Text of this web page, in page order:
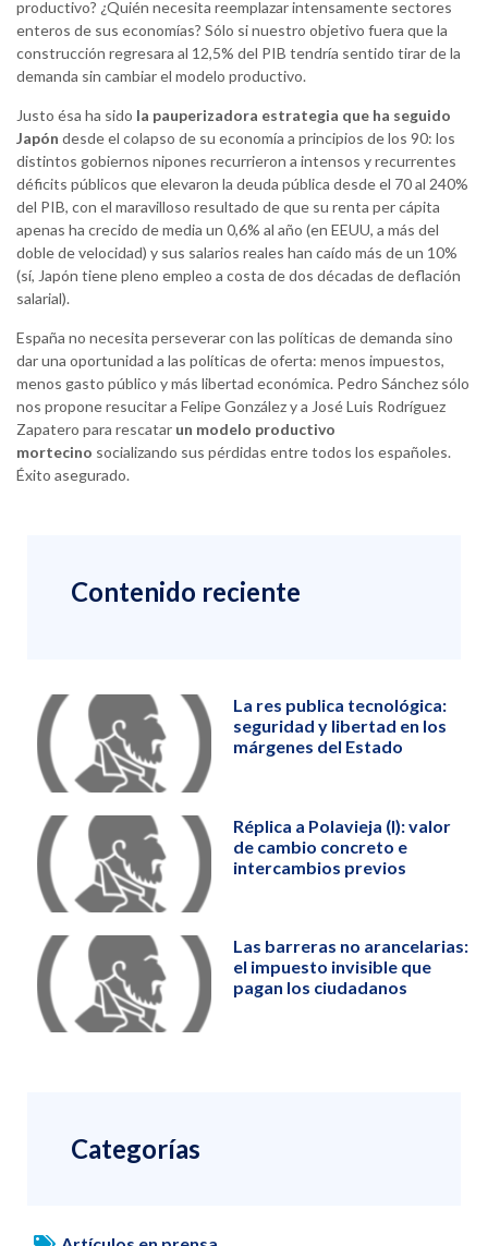
productivo? ¿Quién necesita reemplazar intensamente sectores
enteros de sus economías? Sólo si nuestro objetivo fuera que la
construcción regresara al 12,5% del PIB tendría sentido tirar de la
demanda sin cambiar el modelo productivo.
Justo ésa ha sido la pauperizadora estrategia que ha seguido
Japón desde el colapso de su economía a principios de los 90: los
distintos gobiernos nipones recurrieron a intensos y recurrentes
déficits públicos que elevaron la deuda pública desde el 70 al 240%
del PIB, con el maravilloso resultado de que su renta per cápita
apenas ha crecido de media un 0,6% al año (en EEUU, a más del
doble de velocidad) y sus salarios reales han caído más de un 10%
(sí, Japón tiene pleno empleo a costa de dos décadas de deflación
salarial).
España no necesita perseverar con las políticas de demanda sino
dar una oportunidad a las políticas de oferta: menos impuestos,
menos gasto público y más libertad económica. Pedro Sánchez sólo
nos propone resucitar a Felipe González y a José Luis Rodríguez
Zapatero para rescatar un modelo productivo
mortecino socializando sus pérdidas entre todos los españoles.
Éxito asegurado.
Contenido reciente
La res publica tecnológica:
seguridad y libertad en los
márgenes del Estado
Réplica a Polavieja (I): valor
de cambio concreto e
intercambios previos
Las barreras no arancelarias:
el impuesto invisible que
pagan los ciudadanos
Categorías